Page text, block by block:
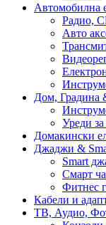
Автомобилна
Радио,
Авто
Дом, Градина
Уреди
Домакински
Джаджи &
Smart
Смарт
Фитнес
Кабели и
ТВ, Аудио,